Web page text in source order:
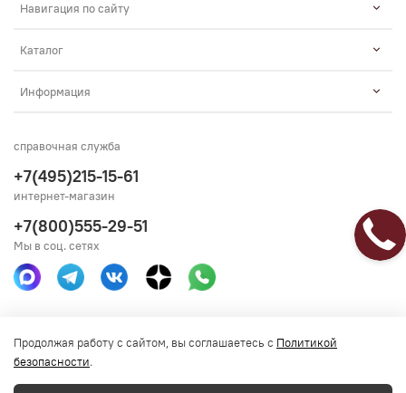
Навигация по сайту
Каталог
Информация
Получить консультацию
справочная служба
+7(495)215-15-61
интернет-магазин
+7(800)555-29-51
Мы в соц. сетях
Продолжая работу с сайтом, вы соглашаетесь с Политикой
безопасности.